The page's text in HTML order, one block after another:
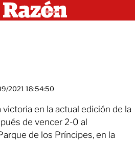
2021 18:54:50
en la actual edición de la
de vencer 2-0 al
de los Príncipes, en la